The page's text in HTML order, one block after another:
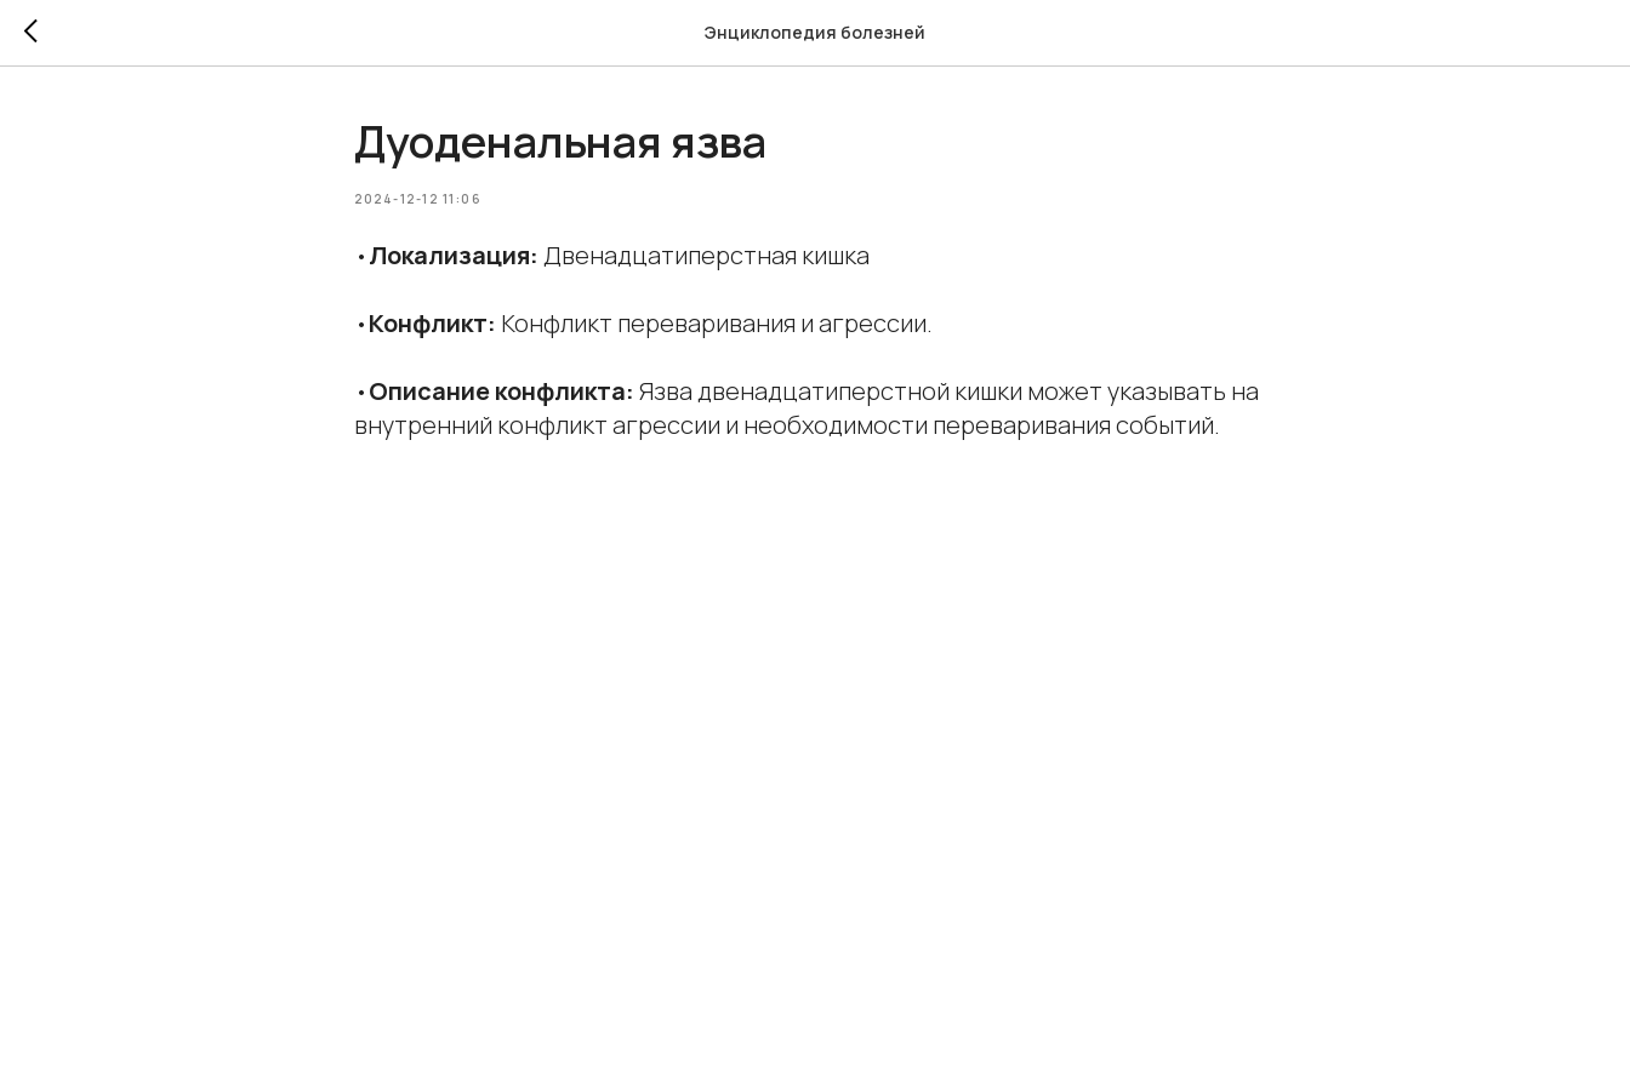
Энциклопедия болезней
Дуоденальная язва
2024-12-12 11:06
•Локализация: Двенадцатиперстная кишка
•Конфликт: Конфликт переваривания и агрессии.
•Описание конфликта: Язва двенадцатиперстной кишки может указывать на
внутренний конфликт агрессии и необходимости переваривания событий.